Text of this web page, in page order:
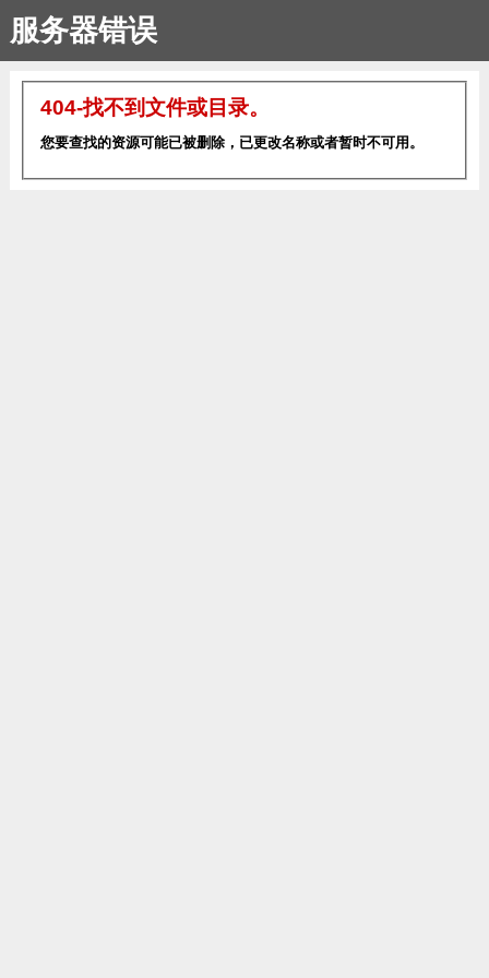
服务器错误
404-找不到文件或目录。
您要查找的资源可能已被删除，已更改名称或者暂时不可用。